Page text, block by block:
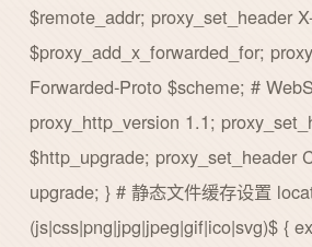
$remote_addr; proxy_set_header
$proxy_add_x_forwarded_for;
Forwarded-Proto $scheme; #
proxy_http_version 1.1;
$http_upgrade; proxy_set_header
upgrade; } # 静态文件缓存设置
(js|css|png|jpg|jpeg|gif|ico|svg)$ {